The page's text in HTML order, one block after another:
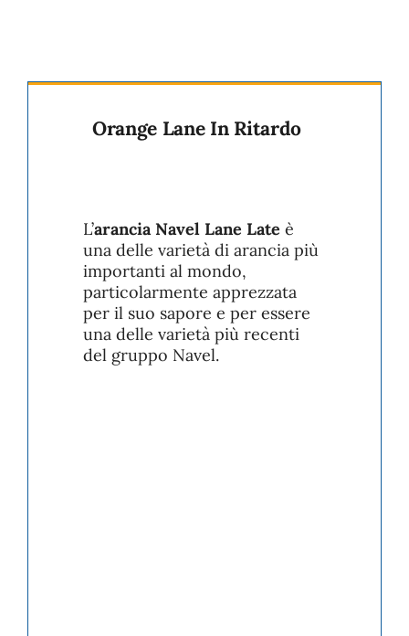
Orange Lane In Ritardo
L’arancia Navel Lane Late è
una delle varietà di arancia più
importanti al mondo,
particolarmente apprezzata
per il suo sapore e per essere
una delle varietà più recenti
del gruppo Navel.